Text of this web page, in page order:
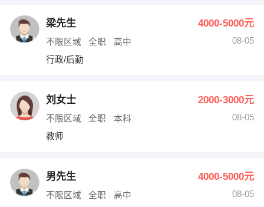
梁先生 4000-5000元
不限区域 全职 高中
08-05
行政/后勤
刘女士 2000-3000元
不限区域 全职 本科
08-05
教师
男先生 4000-5000元
不限区域 全职 高中
08-05